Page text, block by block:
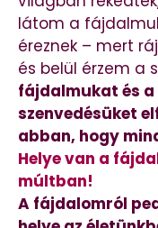
látom a
éreznek – mert
és belül érzem a
fájdalmukat és
szenvedésüket
abban, hogy
Helye van a
múltban!
A fájdalomról